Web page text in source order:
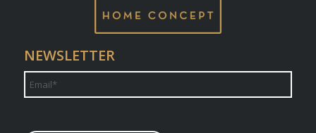
NEWSLETTER